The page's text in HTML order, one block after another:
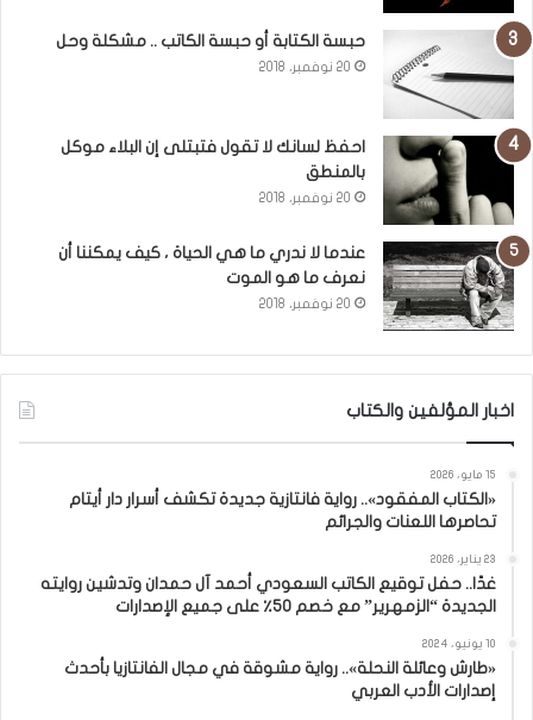
حبسة الكتابة أو حبسة الكاتب .. مشكلة وحل
20 نوفمبر، 2018
احفظ لسانك لا تقول فتبتلى إن البلاء موكل
بالمنطق
20 نوفمبر، 2018
عندما لا ندري ما هي الحياة ، كيف يمكننا أن
نعرف ما هو الموت
20 نوفمبر، 2018
اخبار المؤلفين والكتاب
15 مايو، 2026
«الكتاب المفقود».. رواية فانتازية جديدة تكشف أسرار دار أيتام
تحاصرها اللعنات والجرائم
23 يناير، 2026
غدًا.. حفل توقيع الكاتب السعودي أحمد آل حمدان وتدشين روايته
الجديدة “الزمهرير” مع خصم 50٪ على جميع الإصدارات
10 يونيو، 2024
«طارش وعائلة النحلة».. رواية مشوقة في مجال الفانتازيا بأحدث
إصدارات الأدب العربي